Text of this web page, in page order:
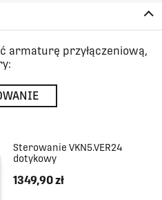
armaturę przyłączeniową,
Sterowanie VKN5.VER24
dotykowy
1349,90 zł